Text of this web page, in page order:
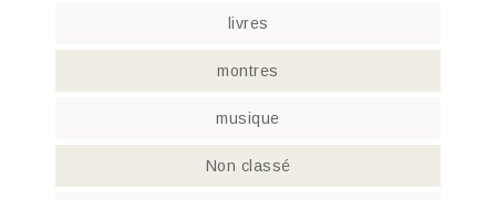
livres
montres
musique
Non classé